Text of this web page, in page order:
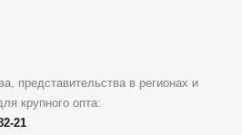
представительства в регионах и
крупного опта:
21